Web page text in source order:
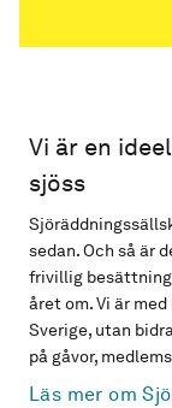
Vi är en
sjöss
sedan. Och så är
frivillig besättning
året om. Vi är
Sverige, utan
på gåvor,
Läs mer om